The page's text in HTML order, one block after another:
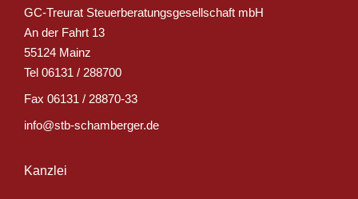
Kanzlei
GC-Treurat Steuerberatungsgesellschaft mbH
An der Fahrt 13
55124 Mainz
Tel 06131 / 288700
Fax 06131 / 28870-33
info@stb-schamberger.de